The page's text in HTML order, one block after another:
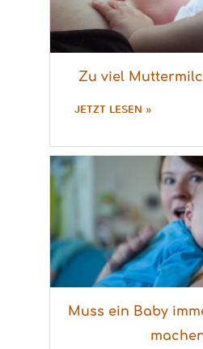
Zu viel
JETZT LESEN »
Muss ein Baby